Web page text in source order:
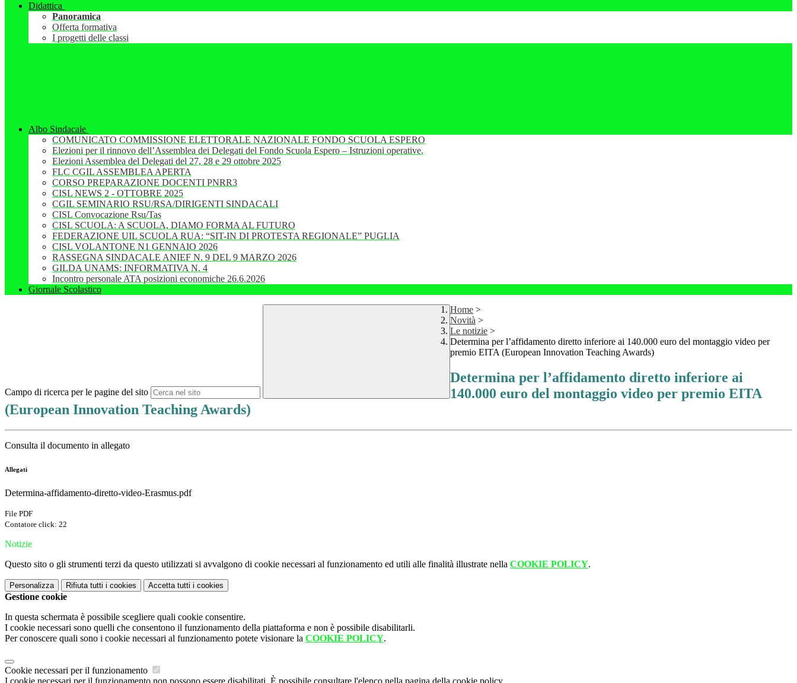
Didattica
Panoramica
Offerta formativa
I progetti delle classi
Albo Sindacale
COMUNICATO COMMISSIONE ELETTORALE NAZIONALE FONDO SCUOLA ESPERO
Elezioni per il rinnovo dell’Assemblea dei Delegati del Fondo Scuola Espero – Istruzioni operative.
Elezioni Assemblea del Delegati del 27, 28 e 29 ottobre 2025
FLC CGIL ASSEMBLEA APERTA
CORSO PREPARAZIONE DOCENTI PNRR3
CISL NEWS 2 - OTTOBRE 2025
CGIL SEMINARIO RSU/RSA/DIRIGENTI SINDACALI
CISL Convocazione Rsu/Tas
CISL SCUOLA: A SCUOLA, DIAMO FORMA AL FUTURO
FEDERAZIONE UIL SCUOLA RUA: “SIT-IN DI PROTESTA REGIONALE” PUGLIA
CISL VOLANTONE N1 GENNAIO 2026
RASSEGNA SINDACALE ANIEF N. 9 DEL 9 MARZO 2026
GILDA UNAMS: INFORMATIVA N. 4
Incontro personale ATA posizioni economiche 26.6.2026
Giornale Scolastico
Campo di ricerca per le pagine del sito
Home >
Novità >
Le notizie >
Determina per l’affidamento diretto inferiore ai 140.000 euro del montaggio video per
premio EITA (European Innovation Teaching Awards)
Determina per l’affidamento diretto inferiore ai
140.000 euro del montaggio video per premio EITA
(European Innovation Teaching Awards)
Consulta il documento in allegato
Allegati
Determina-affidamento-diretto-video-Erasmus.pdf
File PDF
Contatore click: 22
Notizie
Questo sito o gli strumenti terzi da questo utilizzati si avvalgono di cookie necessari al funzionamento ed utili alle finalità illustrate nella COOKIE POLICY.
Personalizza Rifiuta tutti i cookies Accetta tutti i cookies
Gestione cookie
In questa schermata è possibile scegliere quali cookie consentire.
I cookie necessari sono quelli che consentono il funzionamento della piattaforma e non è possibile disabilitarli.
Per conoscere quali sono i cookie necessari al funzionamento potete visionare la COOKIE POLICY.
Cookie necessari per il funzionamento
I cookie necessari per il funzionamento non possono essere disabilitati. È possibile consultare l'elenco nella pagina della cookie policy.